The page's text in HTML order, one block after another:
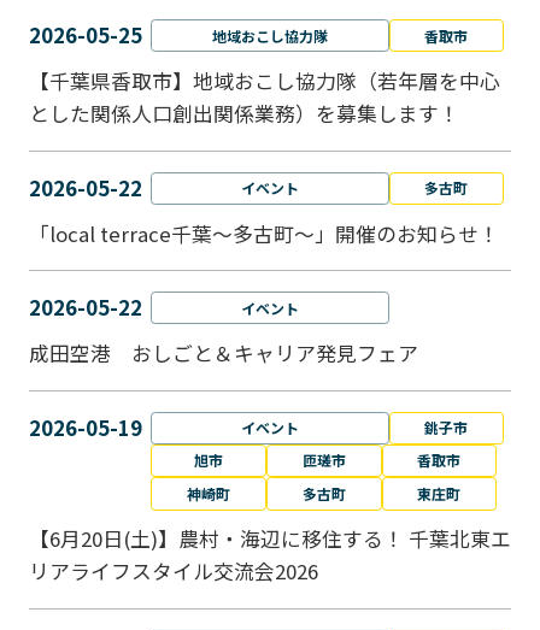
2026-05-25 地域おこし協力隊 香取市
【千葉県香取市】地域おこし協力隊（若年層を中心
とした関係人口創出関係業務）を募集します！
2026-05-22 イベント 多古町
「local terrace千葉～多古町～」開催のお知らせ！
2026-05-22 イベント
成田空港 おしごと＆キャリア発見フェア
2026-05-19 イベント
銚子市
旭市
匝瑳市
香取市
神崎町
多古町 東庄町
【6月20日(土)】農村・海辺に移住する！ 千葉北東エ
リアライフスタイル交流会2026